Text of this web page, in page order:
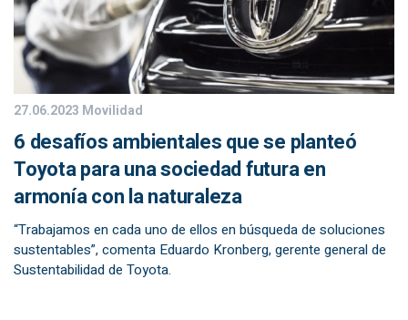
27.06.2023 Movilidad
6 desafíos ambientales que se planteó
Toyota para una sociedad futura en
armonía con la naturaleza
“Trabajamos en cada uno de ellos en búsqueda de soluciones
sustentables”, comenta Eduardo Kronberg, gerente general de
Sustentabilidad de Toyota.